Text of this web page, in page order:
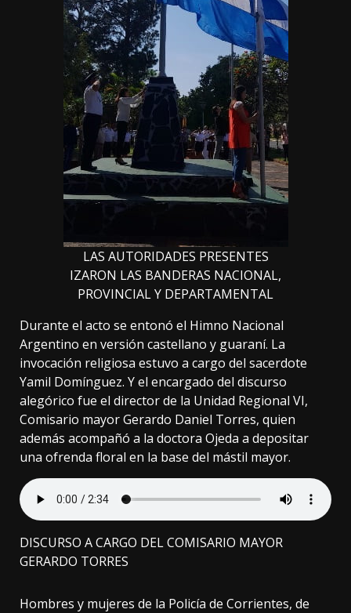
LAS AUTORIDADES PRESENTES
IZARON LAS BANDERAS NACIONAL,
PROVINCIAL Y DEPARTAMENTAL
Durante el acto se entonó el Himno Nacional
Argentino en versión castellano y guaraní. La
invocación religiosa estuvo a cargo del sacerdote
Yamil Domínguez. Y el encargado del discurso
alegórico fue el director de la Unidad Regional VI,
Comisario mayor Gerardo Daniel Torres, quien
además acompañó a la doctora Ojeda a depositar
una ofrenda floral en la base del mástil mayor.
DISCURSO A CARGO DEL COMISARIO MAYOR
GERARDO TORRES
Hombres y mujeres de la Policía de Corrientes, de